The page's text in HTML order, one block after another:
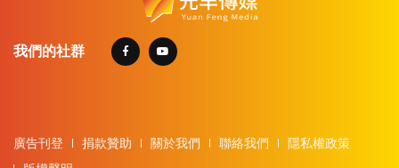
我們的社群
廣告刊登 捐款贊助 關於我們 聯絡我們
隱私權政策